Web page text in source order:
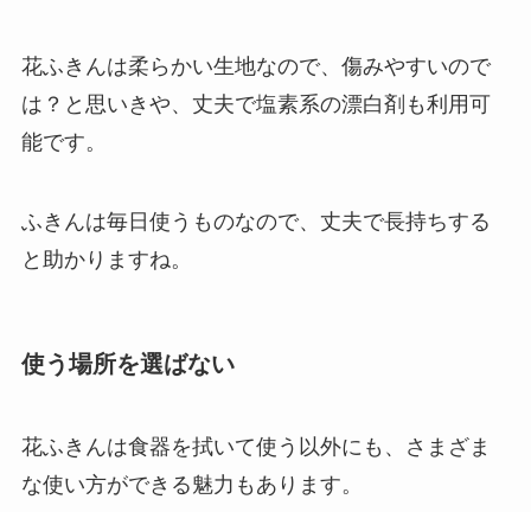
花ふきんは柔らかい生地なので、傷みやすいので
は？と思いきや、 丈夫で塩素系の漂白剤も利用可
能です。
ふきんは毎日使うものなので、丈夫で長持ちする
と助かりますね。
使う場所を選ばない
花ふきんは食器を拭いて使う以外にも、さまざま
な使い方ができる魅力もあります。